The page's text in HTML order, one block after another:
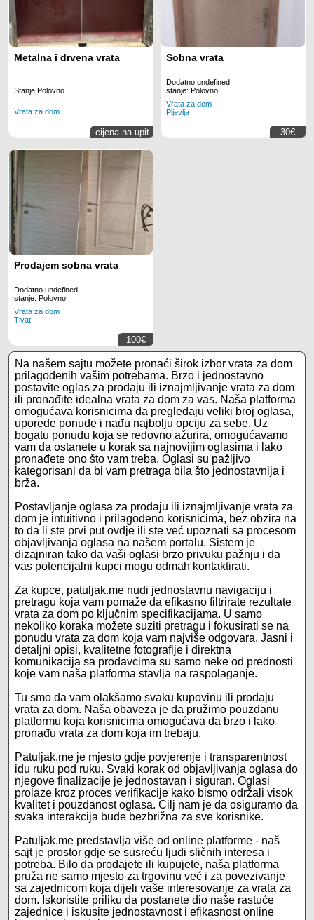
Metalna i drvena vrata
Stanje Polovno
Vrata za dom
cijena na upit
Sobna vrata
Dodatno undefined
stanje: Polovno
Vrata za dom
Pljevlja
30€
Prodajem sobna vrata
Dodatno undefined
stanje: Polovno
Vrata za dom
Tivat
100€
Na našem sajtu možete pronaći širok izbor vrata za dom
prilagođenih vašim potrebama. Brzo i jednostavno
postavite oglas za prodaju ili iznajmljivanje vrata za dom
ili pronađite idealna vrata za dom za vas. Naša platforma
omogućava korisnicima da pregledaju veliki broj oglasa,
uporede ponude i nađu najbolju opciju za sebe. Uz
bogatu ponudu koja se redovno ažurira, omogućavamo
vam da ostanete u korak sa najnovijim oglasima i lako
pronađete ono što vam treba. Oglasi su pažljivo
kategorisani da bi vam pretraga bila što jednostavnija i
brža.
Postavljanje oglasa za prodaju ili iznajmljivanje vrata za
dom je intuitivno i prilagođeno korisnicima, bez obzira na
to da li ste prvi put ovdje ili ste već upoznati sa procesom
objavljivanja oglasa na našem portalu. Sistem je
dizajniran tako da vaši oglasi brzo privuku pažnju i da
vas potencijalni kupci mogu odmah kontaktirati.
Za kupce, patuljak.me nudi jednostavnu navigaciju i
pretragu koja vam pomaže da efikasno filtrirate rezultate
vrata za dom po ključnim specifikacijama. U samo
nekoliko koraka možete suziti pretragu i fokusirati se na
ponudu vrata za dom koja vam najviše odgovara. Jasni i
detaljni opisi, kvalitetne fotografije i direktna
komunikacija sa prodavcima su samo neke od prednosti
koje vam naša platforma stavlja na raspolaganje.
Tu smo da vam olakšamo svaku kupovinu ili prodaju
vrata za dom. Naša obaveza je da pružimo pouzdanu
platformu koja korisnicima omogućava da brzo i lako
pronađu vrata za dom koja im trebaju.
Patuljak.me je mjesto gdje povjerenje i transparentnost
idu ruku pod ruku. Svaki korak od objavljivanja oglasa do
njegove finalizacije je jednostavan i siguran. Oglasi
prolaze kroz proces verifikacije kako bismo održali visok
kvalitet i pouzdanost oglasa. Cilj nam je da osiguramo da
svaka interakcija bude bezbrižna za sve korisnike.
Patuljak.me predstavlja više od online platforme - naš
sajt je prostor gdje se susreću ljudi sličnih interesa i
potreba. Bilo da prodajete ili kupujete, naša platforma
pruža ne samo mjesto za trgovinu već i za povezivanje
sa zajednicom koja dijeli vaše interesovanje za vrata za
dom. Iskoristite priliku da postanete dio naše rastuće
zajednice i iskusite jednostavnost i efikasnost online